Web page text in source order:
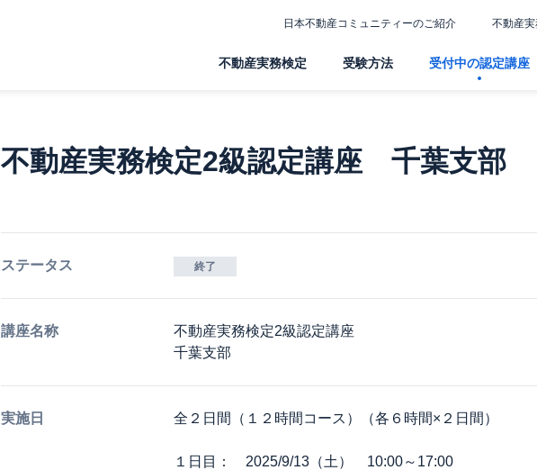
日本不動産コミュニティーのご紹介 不動産
不動産実務検定 受験方法 受付中の認定講座
不動産実務検定2級認定講座 千葉支部
ステータス 終了
講座名称
不動産実務検定2級認定講座
千葉支部
実施日 全２日間（１２時間コース）（各６時間×２日間）
１日目： 2025/9/13（土） 10:00～17:00